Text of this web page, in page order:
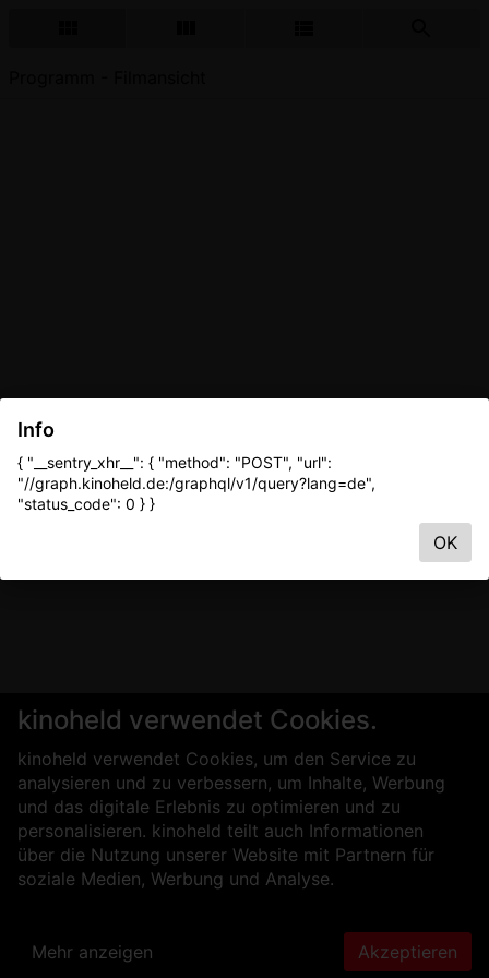
kinoheld verwendet Cookies.
kinoheld verwendet Cookies, um den Service zu
analysieren und zu verbessern, um Inhalte, Werbung
und das digitale Erlebnis zu optimieren und zu
personalisieren. kinoheld teilt auch Informationen
über die Nutzung unserer Website mit Partnern für
soziale Medien, Werbung und Analyse.
Mehr anzeigen Akzeptieren
Info
{ "__sentry_xhr__": { "method": "POST", "url":
"//graph.kinoheld.de:/graphql/v1/query?lang=de",
"status_code": 0 } }
OK